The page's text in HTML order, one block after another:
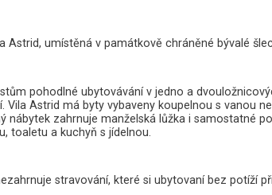
Astrid, umístěná v památkově chráněné bývalé
pohodlné ubytovávání v jedno a
Vila Astrid má byty vybaveny koupelnou s vanou
nábytek zahrnuje manželská lůžka i samostatné
toaletu a kuchyň s jídelnou.
stravování, které si ubytovaní bez potíží